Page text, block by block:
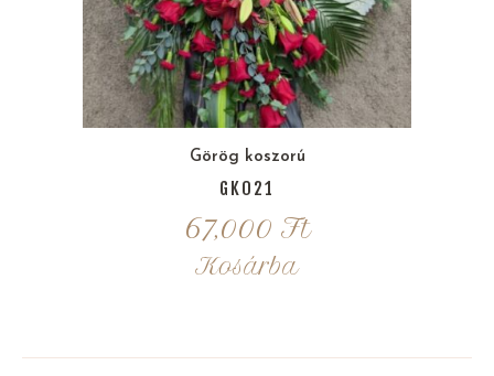
Görög koszorú
GK021
67,000 Ft
Kosárba